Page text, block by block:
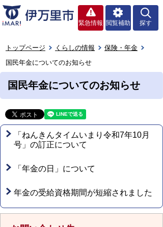
緊急情報 閲覧補助 探す
トップページ くらしの情報
保険・年金
国民年金についてのお知らせ
国民年金についてのお知らせ
「ねんきんタイムいまり令和7年10月
号」の訂正について
「年金の日」について
年金の受給資格期間が短縮されました